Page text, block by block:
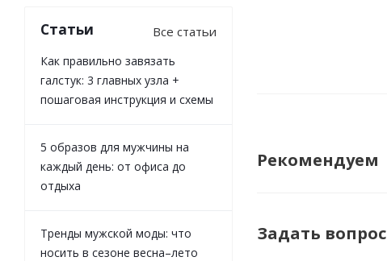
Рекомендуем
Задать вопрос
Статьи Все статьи
Как правильно завязать
галстук: 3 главных узла +
пошаговая инструкция и схемы
5 образов для мужчины на
каждый день: от офиса до
отдыха
Тренды мужской моды: что
носить в сезоне весна–лето